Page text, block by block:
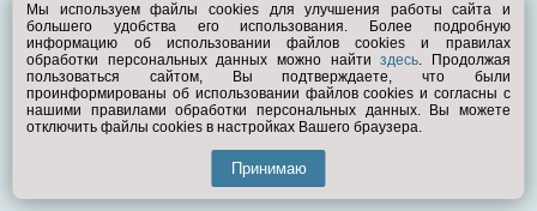
© Exist.ru 1998—2026
Мы используем файлы cookies для улучшения работы сайта и
большего удобства его использования. Более подробную
информацию об использовании файлов cookies и правилах
обработки персональных данных можно найтиздесь. Продолжая
пользоваться сайтом, Вы подтверждаете, что были
проинформированы об использовании файлов cookies и согласны с
нашими правилами обработки персональных данных. Вы можете
отключить файлы cookies в настройках Вашего браузера.
Принимаю